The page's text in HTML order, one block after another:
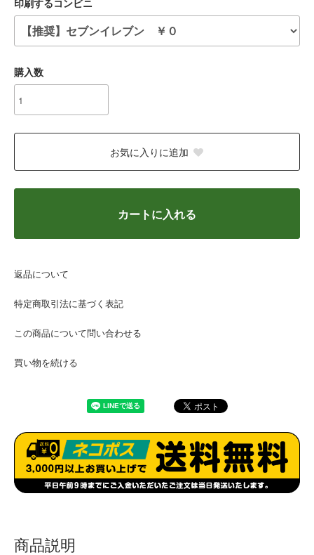
印刷するコンビニ
購入数
お気に入りに追加
カートに入れる
返品について
特定商取引法に基づく表記
この商品について問い合わせる
買い物を続ける
商品説明